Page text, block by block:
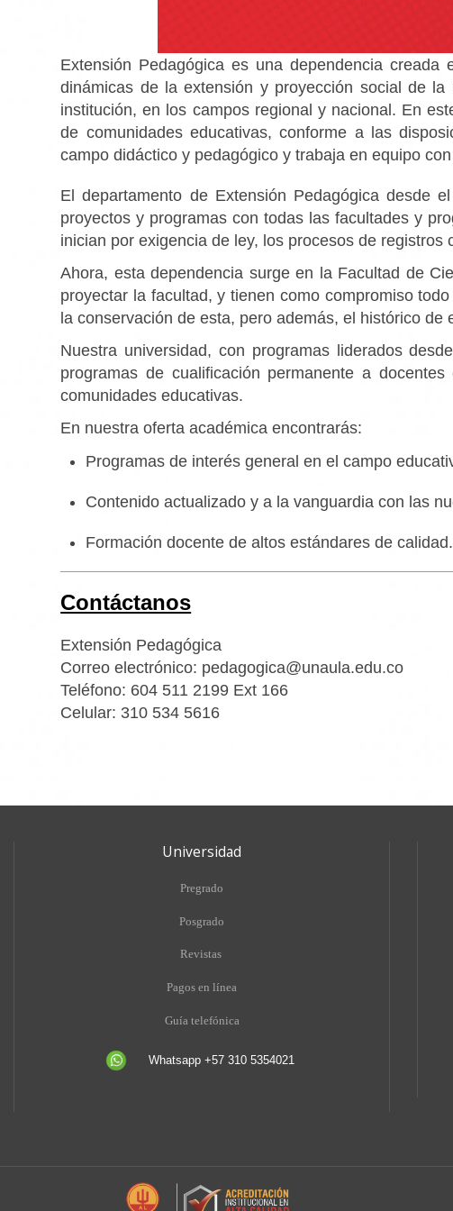
Extensión Pedagógica es una dependencia
dinámicas de la extensión y proyección social de
institución, en los campos regional y nacional. En
de comunidades educativas, conforme a las
campo didáctico y pedagógico y trabaja en equipo
El departamento de Extensión Pedagógica desde
proyectos y programas con todas las facultades y
inician por exigencia de ley, los procesos de
Ahora, esta dependencia surge en la Facultad de
proyectar la facultad, y tienen como compromiso
la conservación de esta, pero además, el histórico
Nuestra universidad, con programas liderados
programas de cualificación permanente a
comunidades educativas.
En nuestra oferta académica encontrarás:
Programas de interés general en el campo
Contenido actualizado y a la vanguardia con las
Formación docente de altos estándares de calidad.
Contáctanos
Extensión Pedagógica
Correo electrónico: pedagogica@unaula.edu.co
Teléfono: 604 511 2199 Ext 166
Celular: 310 534 5616
Universidad
Pregrado
Posgrado
Revistas
Pagos en línea
Guía telefónica
Whatsapp +57 310 5354021